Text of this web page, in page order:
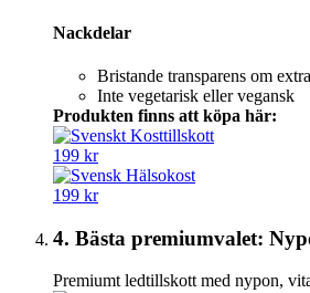
Nackdelar
Bristande transparens om
Inte vegetarisk eller vegansk
Produkten finns att köpa här:
199 kr
199 kr
4. Bästa premiumvalet:
Premiumt ledtillskott med nypon,